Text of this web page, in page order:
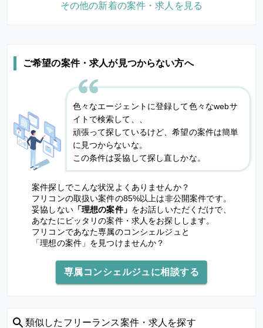
ご希望の案件・求人が見つからない方へ
色々なエージェントに登録して色々なwebサ
イトで検索して、、
頑張って探しているけど、希望の案件は簡単
に見つからないな。
この条件は妥協して探し直しかな。
案件探しでこんな状況よくありませんか？
フリコンの取扱い案件の85%以上は非公開案件です。
妥協しない「理想の案件」 をお話しいただくだけで、
あなたにピッタリの案件・求人をお探しします。
フリコンであなた専属のコンシェルジュと
「理想の案件」を見つけませんか？
専属コンシェルジュに相談する
類似した フリーランス案件・求人を探す
その他の新着の案件・求人を見る